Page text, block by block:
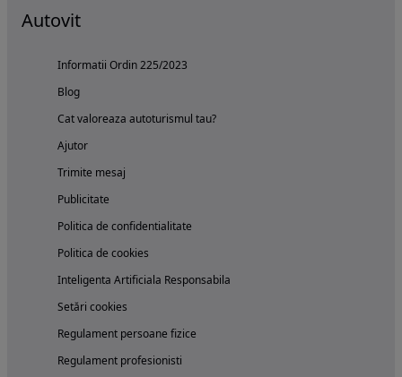
Autovit
Informatii Ordin 225/2023
Blog
Cat valoreaza autoturismul tau?
Ajutor
Trimite mesaj
Publicitate
Politica de confidentialitate
Politica de cookies
Inteligenta Artificiala Responsabila
Setări cookies
Regulament persoane fizice
Regulament profesionisti